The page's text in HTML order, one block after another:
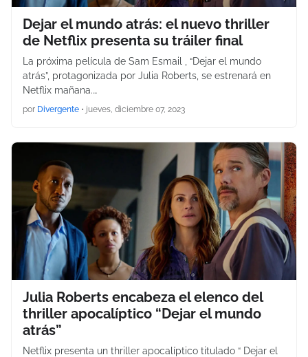
Dejar el mundo atrás: el nuevo thriller
de Netflix presenta su tráiler final
La próxima película de Sam Esmail , “Dejar el mundo
atrás”, protagonizada por Julia Roberts, se estrenará en
Netflix mañana.…
por Divergente • jueves, diciembre 07, 2023
Julia Roberts encabeza el elenco del
thriller apocalíptico “Dejar el mundo
atrás”
Netflix presenta un thriller apocalíptico titulado “ Dejar el